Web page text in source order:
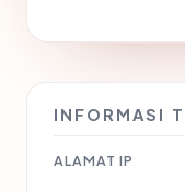
INFORMASI
ALAMAT IP